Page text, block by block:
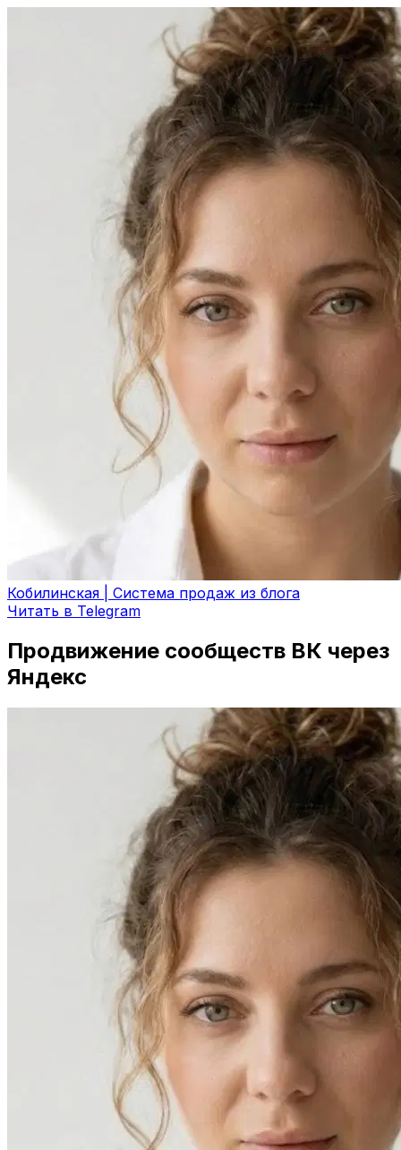
Кобилинская | Система продаж из блога
Читать в Telegram
Продвижение сообществ ВК через
Яндекс